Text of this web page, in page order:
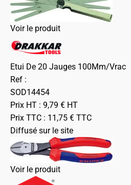
Voir le produit
Etui De 20 Jauges 100Mm/Vrac
Ref :
SOD14454
Prix HT : 9,79 € HT
Prix TTC : 11,75 € TTC
Diffusé sur le site
Voir le produit